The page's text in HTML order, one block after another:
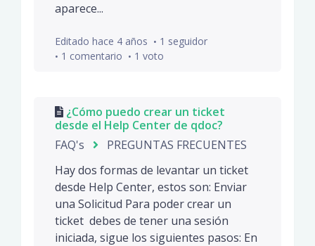
aparece...
Editado hace 4 años
1 seguidor
1 comentario
1 voto
¿Cómo puedo crear un ticket
desde el Help Center de qdoc?
FAQ's
PREGUNTAS FRECUENTES
Hay dos formas de levantar un ticket
desde Help Center, estos son: Enviar
una Solicitud Para poder crear un
ticket debes de tener una sesión
iniciada, sigue los siguientes pasos: En